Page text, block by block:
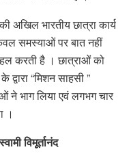
अखिल भारतीय छात्रा कार्य
समस्याओं पर बात नहीं
करती है । छात्राओं को
“मिशन साहसी ”
ने भाग लिया एवं लगभग चार
।
स्वामी विमूर्तानंद